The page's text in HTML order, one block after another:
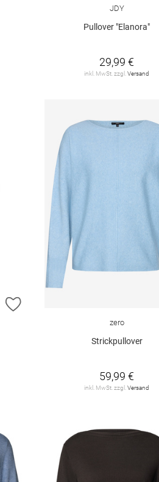
JDY
Pullover "Elanora"
29,99 €
inkl. MwSt. zzgl.Versand
ZUR WUNSCHLISTE HINZUFÜGEN
zero
Strickpullover
59,99 €
inkl. MwSt. zzgl.Versand